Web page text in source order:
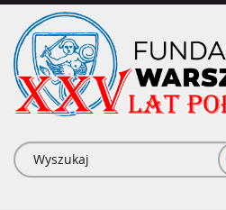
Przejdź
treści
Formularz